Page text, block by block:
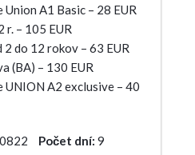
A1 Basic – 28 EUR
r. – 105 EUR
do 12 rokov – 63 EUR
(BA) – 130 EUR
A2 exclusive – 40
Počet dní: 9